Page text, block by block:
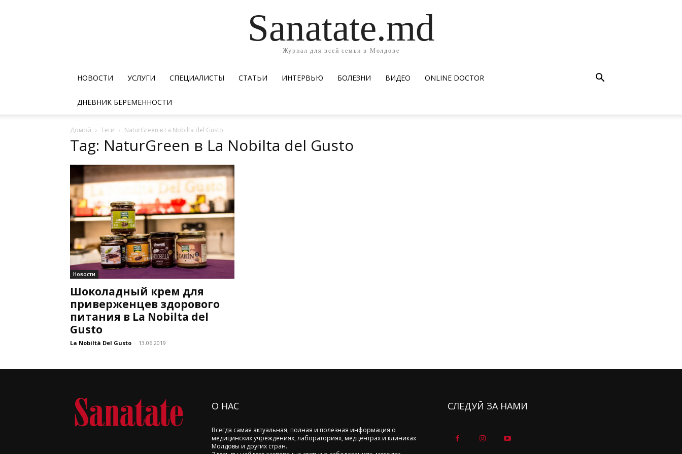
Sanatate.md
Журнал для всей семьи в Молдове
НОВОСТИ УСЛУГИ СПЕЦИАЛИСТЫ СТАТЬИ ИНТЕРВЬЮ БОЛЕЗНИ ВИДЕО ОNLINE DOCTOR
ДНЕВНИК БЕРЕМЕННОСТИ
Домой Теги NaturGreen в La Nobilta del Gusto
Tag: NaturGreen в La Nobilta del Gusto
Новости
Шоколадный крем для
приверженцев здорового
питания в La Nobilta del
Gusto
La Nobiltà Del Gusto - 13.06.2019
О НАС
Всегда самая актуальная, полная и полезная информация о
медицинских учреждениях, лабораториях, медцентрах и клиниках
Молдовы и других стран.
СЛЕДУЙ ЗА НАМИ